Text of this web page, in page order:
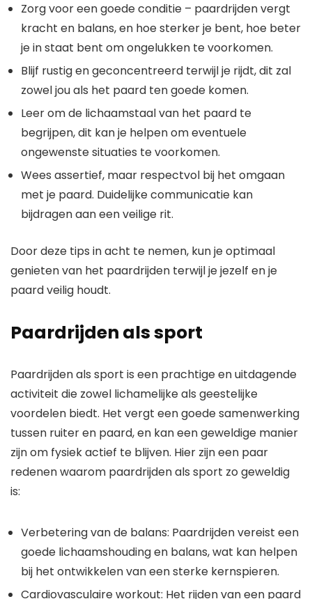
Zorg voor een goede conditie – paardrijden vergt
kracht en balans, en hoe sterker je bent, hoe beter
je in staat bent om ongelukken te voorkomen.
Blijf rustig en geconcentreerd terwijl je rijdt, dit zal
zowel jou als het paard ten goede komen.
Leer om de lichaamstaal van het paard te
begrijpen, dit kan je helpen om eventuele
ongewenste situaties te voorkomen.
Wees assertief, maar respectvol bij het omgaan
met je paard. Duidelijke communicatie kan
bijdragen aan een veilige rit.
Door deze tips in acht te nemen, kun je optimaal
genieten van het paardrijden terwijl je jezelf en je
paard veilig houdt.
Paardrijden als sport
Paardrijden als sport is een prachtige en uitdagende
activiteit die zowel lichamelijke als geestelijke
voordelen biedt. Het vergt een goede samenwerking
tussen ruiter en paard, en kan een geweldige manier
zijn om fysiek actief te blijven. Hier zijn een paar
redenen waarom paardrijden als sport zo geweldig
is:
Verbetering van de balans: Paardrijden vereist een
goede lichaamshouding en balans, wat kan helpen
bij het ontwikkelen van een sterke kernspieren.
Cardiovasculaire workout: Het rijden van een paard